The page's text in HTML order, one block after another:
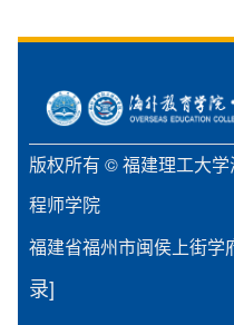
版权所有 © 福建理工大
程师学院
福建省福州市闽侯上街学
录]